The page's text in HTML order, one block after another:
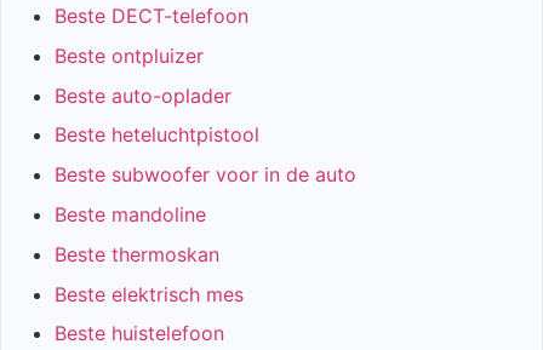
Beste DECT-telefoon
Beste ontpluizer
Beste auto-oplader
Beste heteluchtpistool
Beste subwoofer voor in de auto
Beste mandoline
Beste thermoskan
Beste elektrisch mes
Beste huistelefoon